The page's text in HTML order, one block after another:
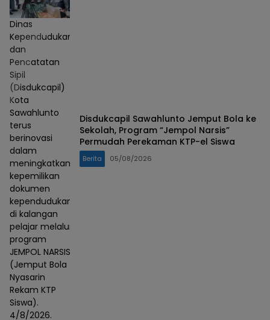
Dinas
Kependudukan
dan
Pencatatan
Sipil
(Disdukcapil)
Kota
Sawahlunto
terus
berinovasi
dalam
meningkatkan
kepemilikan
dokumen
kependudukan
di kalangan
pelajar melalui
program
JEMPOL NARSIS
(Jemput Bola
Nyasarin
Rekam KTP
Siswa).
4/8/2026.
Disdukcapil Sawahlunto Jemput Bola ke
Sekolah, Program “Jempol Narsis”
Permudah Perekaman KTP-el Siswa
Berita 05/08/2026